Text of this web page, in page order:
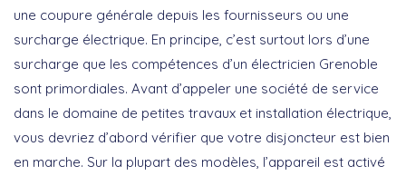
une coupure générale depuis les fournisseurs ou une
surcharge électrique. En principe, c’est surtout lors d’une
surcharge que les compétences d’un électricien Grenoble
sont primordiales. Avant d’appeler une société de service
dans le domaine de petites travaux et installation électrique,
vous devriez d’abord vérifier que votre disjoncteur est bien
en marche. Sur la plupart des modèles, l’appareil est activé